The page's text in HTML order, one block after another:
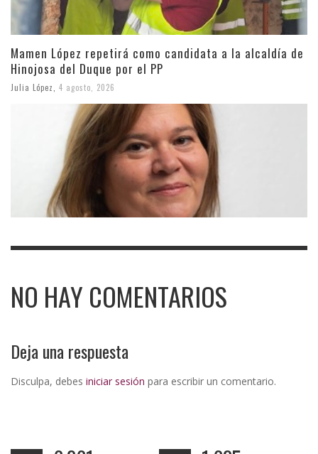
Mamen López repetirá como candidata a la alcaldía de
Hinojosa del Duque por el PP
Julia López 4 agosto, 2026
NO HAY COMENTARIOS
Deja una respuesta
Disculpa, debes iniciar sesión para escribir un comentario.